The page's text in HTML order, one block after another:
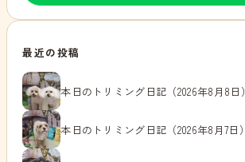
最近の投稿
本日のトリミング日記（2026年8月8日）
本日のトリミング日記（2026年8月7日）